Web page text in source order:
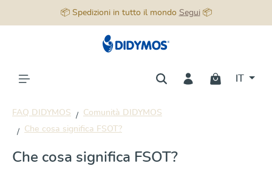
📦 Spedizioni in tutto il mondo Segui📦
FAQ DIDYMOS
Comunità DIDYMOS
Che cosa significa FSOT?
Che cosa significa FSOT?